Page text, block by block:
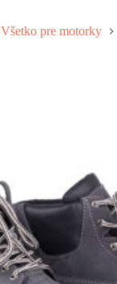
Všetko pre motorky